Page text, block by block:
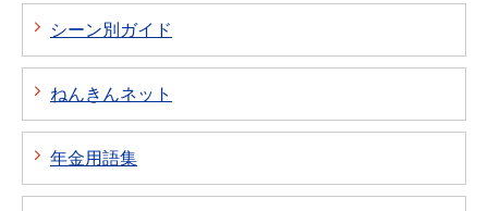
シーン別ガイド
ねんきんネット
年金用語集